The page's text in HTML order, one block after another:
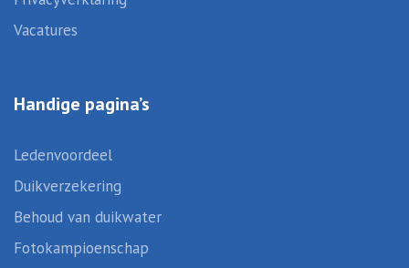
Vacatures
Handige pagina’s
Ledenvoordeel
Duikverzekering
Behoud van duikwater
Fotokampioenschap